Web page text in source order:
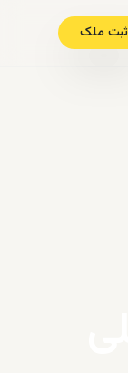
ثبت ملک